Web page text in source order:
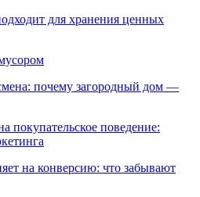
для хранения ценных
почему загородный дом —
покупательское поведение:
на конверсию: что забывают